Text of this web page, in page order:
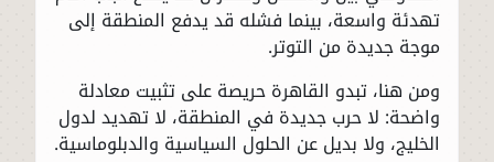
تهدئة واسعة، بينما فشله قد يدفع المنطقة إلى
موجة جديدة من التوتر.
ومن هنا، تبدو القاهرة حريصة على تثبيت معادلة
واضحة: لا حرب جديدة في المنطقة، لا تهديد لدول
الخليج، ولا بديل عن الحلول السياسية والدبلوماسية.